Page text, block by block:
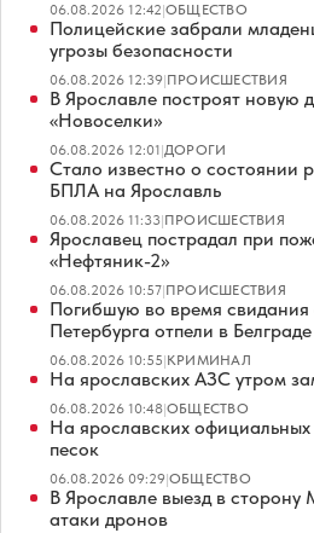
06.08.2026 12:42|ОБЩЕСТВО
Полицейские забрали
угрозы безопасности
06.08.2026 12:39|ПРОИСШЕСТВИЯ
В Ярославле построят новую
«Новоселки»
06.08.2026 12:01|ДОРОГИ
Стало известно о состоянии
БПЛА на Ярославль
06.08.2026 11:33|ПРОИСШЕСТВИЯ
Ярославец пострадал при
«Нефтяник-2»
06.08.2026 10:57|ПРОИСШЕСТВИЯ
Погибшую во время свидания
Петербурга отпели в Белграде
06.08.2026 10:55|КРИМИНАЛ
На ярославских АЗС утром
06.08.2026 10:48|ОБЩЕСТВО
На ярославских
песок
06.08.2026 09:29|ОБЩЕСТВО
В Ярославле выезд в
атаки дронов